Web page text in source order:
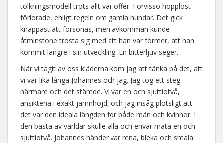
tolkningsmodell trots allt var offer. Förvisso hopplöst
förlorade, enligt regeln om gamla hundar. Det gick
knappast att försonas, men avkomman kunde
åtminstone trösta sig med att han var förmer, att han
kommit längre i sin utveckling. En bitterljuv seger.
När vi tagit av oss kläderna kom jag att tänka på det, att
vi var lika långa Johannes och jag. Jag tog ett steg
närmare och det stämde. Vi var en och sjuttiotvå,
ansiktena i exakt jämnhöjd, och jag insåg plötsligt att
det var den ideala längden för både män och kvinnor. I
den bästa av världar skulle alla och envar mäta en och
sjuttiotvå. Johannes händer var rena, bleka och smala.